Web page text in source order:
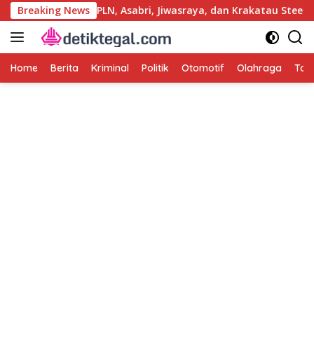
Langsung
ke
konten
Breaking News
Korupsi PLN, Asabri, Jiwasraya, dan Krakatau Steel
Home Berita Kriminal Politik Otomotif Olahraga